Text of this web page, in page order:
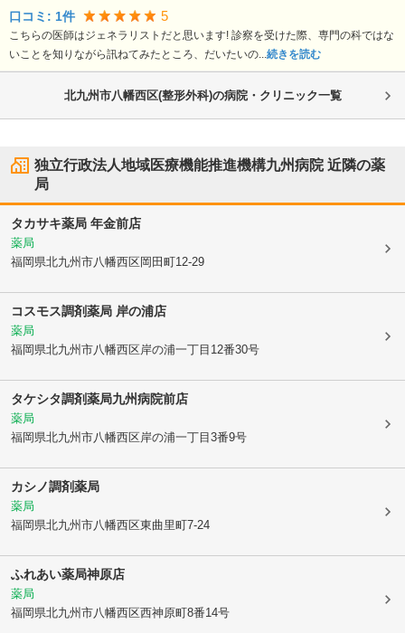
口コミ: 1件 5
こちらの医師はジェネラリストだと思います! 診察を受けた際、専門の科ではな
いことを知りながら訊ねてみたところ、だいたいの... 続きを読む
北九州市八幡西区(整形外科)の病院・クリニック一覧
独立行政法人地域医療機能推進機構九州病院近隣の薬
局
タカサキ薬局 年金前店
薬局
福岡県北九州市八幡西区岡田町12-29
コスモス調剤薬局 岸の浦店
薬局
福岡県北九州市八幡西区 岸の浦一丁目12番30号
タケシタ調剤薬局九州病院前店
薬局
福岡県北九州市八幡西区 岸の浦一丁目3番9号
カシノ調剤薬局
薬局
福岡県北九州市八幡西区東曲里町7-24
ふれあい薬局神原店
薬局
福岡県北九州市八幡西区西神原町8番14号